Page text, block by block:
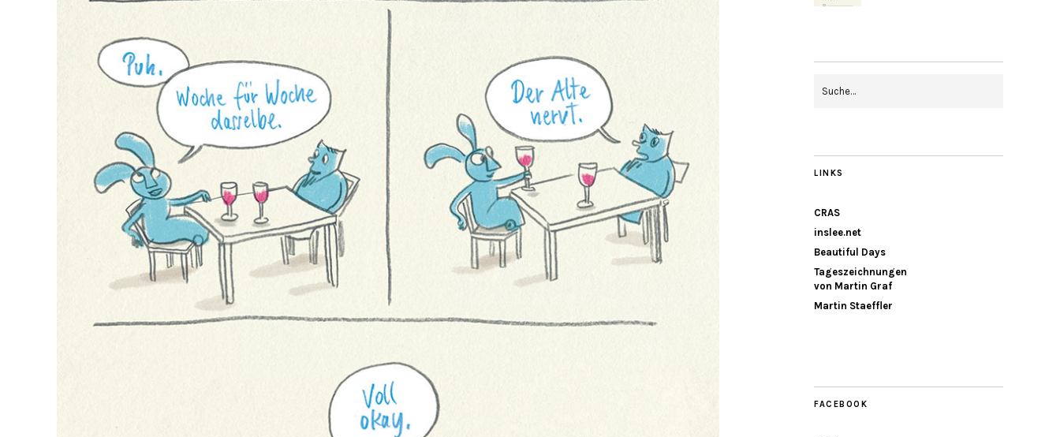
LINKS
CRAS
inslee.net
Beautiful Days
Tageszeichnungen
von Martin Graf
Martin Staeffler
FACEBOOK